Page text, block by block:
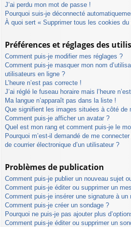
J’ai perdu mon mot de passe !
Pourquoi suis-je déconnecté
À quoi sert « Supprimer tous les cookies du
Préférences et réglages des
Comment puis-je modifier mes réglages ?
Comment puis-je masquer mon nom
utilisateurs en ligne ?
L’heure n’est pas correcte !
J’ai réglé le fuseau horaire mais l’heure
Ma langue n’apparaît pas dans la liste !
Que signifient les images situées à côté de
Comment puis-je afficher un avatar ?
Quel est mon rang et comment puis-je le
Pourquoi m’est-il demandé de me
de courrier électronique d’un utilisateur ?
Problèmes de publication
Comment puis-je publier un nouveau sujet
Comment puis-je éditer ou supprimer un
Comment puis-je insérer une signature à un
Comment puis-je créer un sondage ?
Pourquoi ne puis-je pas ajouter plus
Comment puis-je éditer ou supprimer un